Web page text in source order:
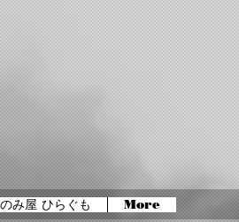
み屋 ひらぐも More